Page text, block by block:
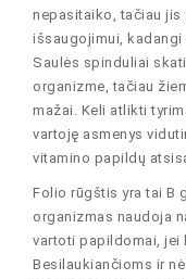
nepasitaiko, tačiau jis
išsaugojimui,
Saulės spinduliai
organizme, tačiau
mažai. Keli atlikti
vartoję asmenys
vitamino papildų
Folio rūgštis yra tai B
organizmas naudoja
vartoti papildomai, jei
Besilaukiančioms ir